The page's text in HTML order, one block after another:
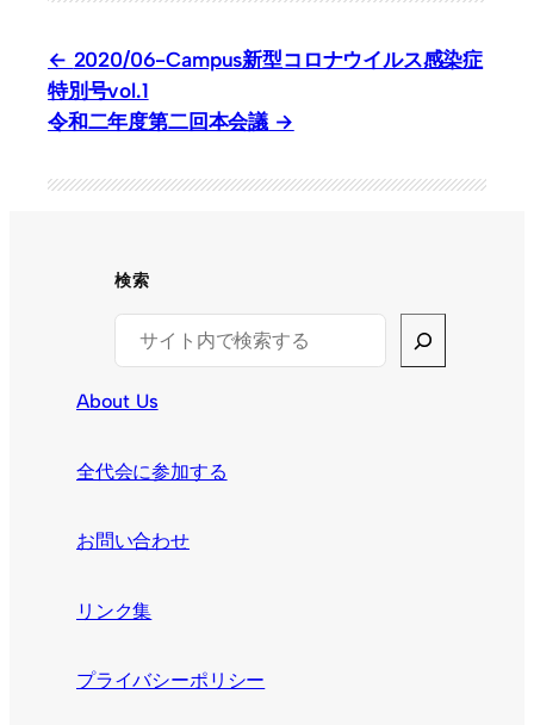
2020/06-Campus新型コロナウイルス感染症
特別号vol.1
令和二年度第二回本会議
検索
Search
About Us
全代会に参加する
お問い合わせ
リンク集
プライバシーポリシー